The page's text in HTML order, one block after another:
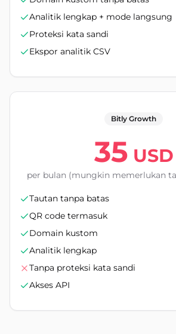
Analitik lengkap + mode langsung
Proteksi kata sandi
Ekspor analitik CSV
Bitly Growth
35 USD
per bulan (mungkin memerlukan
Tautan tanpa batas
QR code termasuk
Domain kustom
Analitik lengkap
Tanpa proteksi kata sandi
Akses API